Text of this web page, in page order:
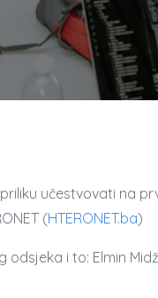
učestvovati na
(HTERONET.ba)
i to: Elmin